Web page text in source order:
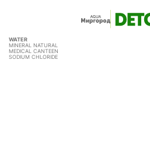
WATER
MINERAL NATURAL
MEDICAL CANTEEN
SODIUM CHLORIDE